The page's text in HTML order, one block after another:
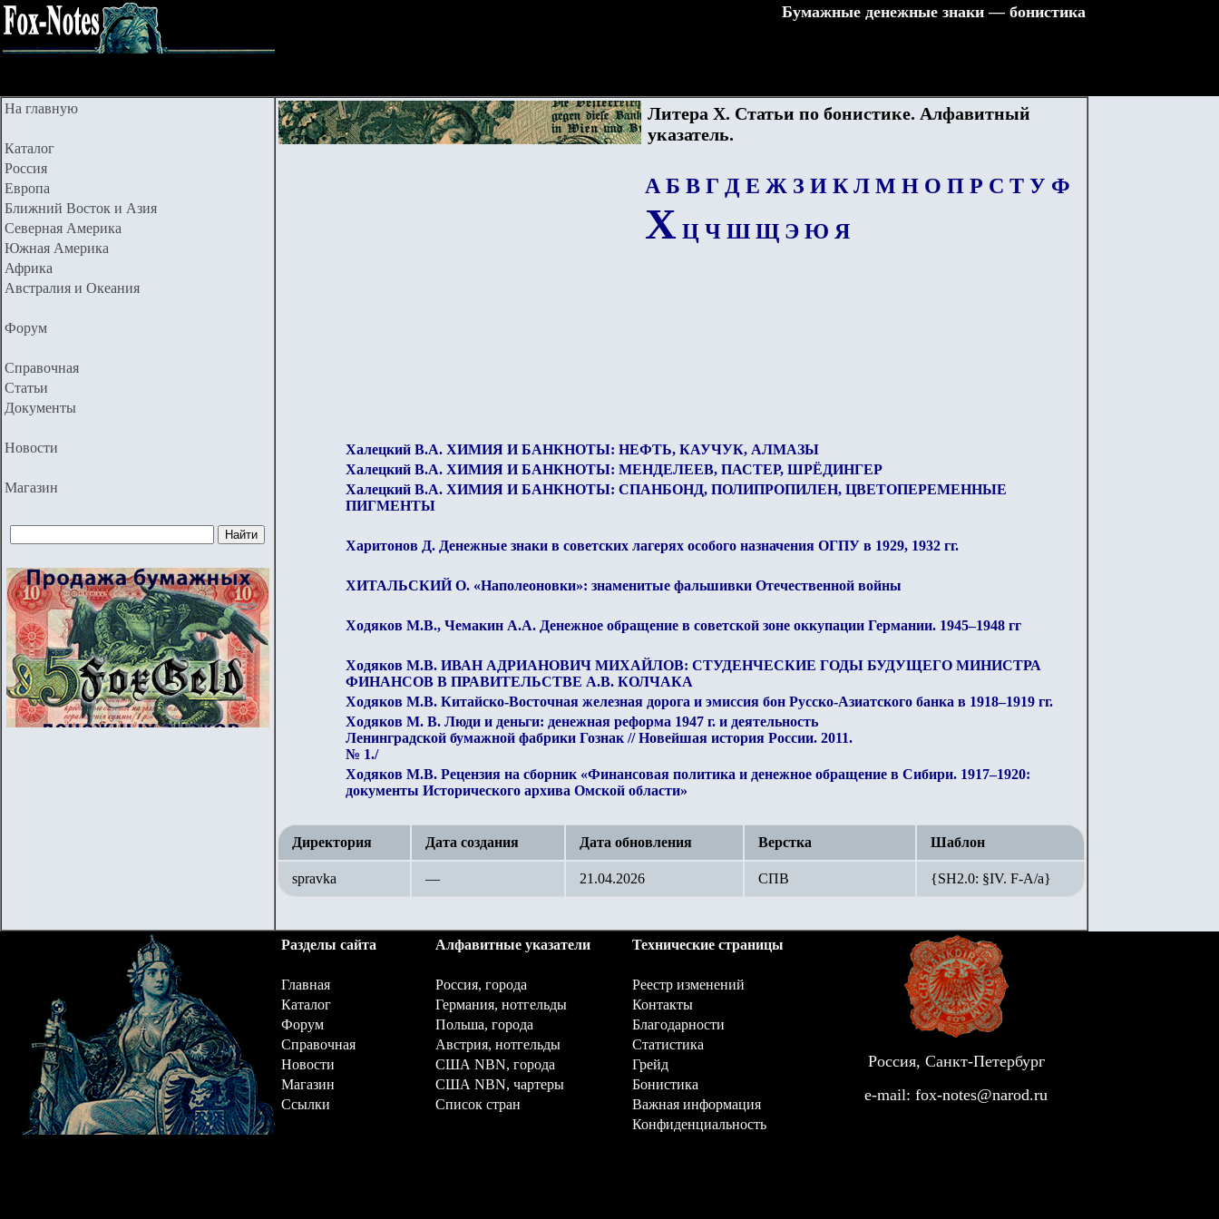
Бумажные денежные знаки — бонистика
На главную
Каталог
Россия
Европа
Ближний Восток и Азия
Северная Америка
Южная Америка
Африка
Австралия и Океания
Форум
Справочная
Статьи
Документы
Новости
Магазин
Литера Х. Статьи по бонистике. Алфавитный
указатель.
А Б В Г Д Е Ж З И К Л М Н О П Р С Т У Ф
Х Ц Ч Ш Щ Э Ю Я
Халецкий В.А. ХИМИЯ И БАНКНОТЫ: НЕФТЬ, КАУЧУК, АЛМАЗЫ
Халецкий В.А. ХИМИЯ И БАНКНОТЫ: МЕНДЕЛЕЕВ, ПАСТЕР, ШРЁДИНГЕР
Халецкий В.А. ХИМИЯ И БАНКНОТЫ: СПАНБОНД, ПОЛИПРОПИЛЕН, ЦВЕТОПЕРЕМЕННЫЕ
ПИГМЕНТЫ
Харитонов Д. Денежные знаки в советских лагерях особого назначения ОГПУ в 1929, 1932 гг.
ХИТАЛЬСКИЙ О. «Наполеоновки»: знаменитые фальшивки Отечественной войны
Ходяков М.В., Чемакин А.А. Денежное обращение в советской зоне оккупации Германии. 1945–1948 гг
Ходяков М.В. ИВАН АДРИАНОВИЧ МИХАЙЛОВ: СТУДЕНЧЕСКИЕ ГОДЫ БУДУЩЕГО МИНИСТРА
ФИНАНСОВ В ПРАВИТЕЛЬСТВЕ А.В. КОЛЧАКА
Ходяков М.В. Китайско-Восточная железная дорога и эмиссия бон Русско-Азиатского банка в 1918–1919 гг.
Ходяков М. В. Люди и деньги: денежная реформа 1947 г. и деятельность
Ленинградской бумажной фабрики Гознак // Новейшая история России. 2011.
№ 1./
Ходяков М.В. Рецензия на сборник «Финансовая политика и денежное обращение в Сибири. 1917–1920:
документы Исторического архива Омской области»
Директория Дата создания Дата обновления Верстка Шаблон
spravka — 21.04.2026 СПВ {SH2.0: §IV. F-А/а}
Разделы сайта Алфавитные указатели Технические страницы
Главная Россия, города
Реестр изменений
Каталог
Германия, нотгельды
Контакты
Форум
Польша, города
Благодарности
Справочная
Австрия, нотгельды
Статистика
Новости
США NBN, города
Грейд
Магазин
США NBN, чартеры
Бонистика
Ссылки
Список стран
Важная информация
Конфиденциальность
Россия, Санкт-Петербург
e-mail: fox-notes@narod.ru